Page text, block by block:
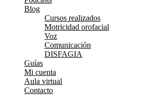
Blog
Cursos realizados
Motricidad orofacial
Voz
Comunicación
DISFAGIA
Guías
Mi cuenta
Aula virtual
Contacto